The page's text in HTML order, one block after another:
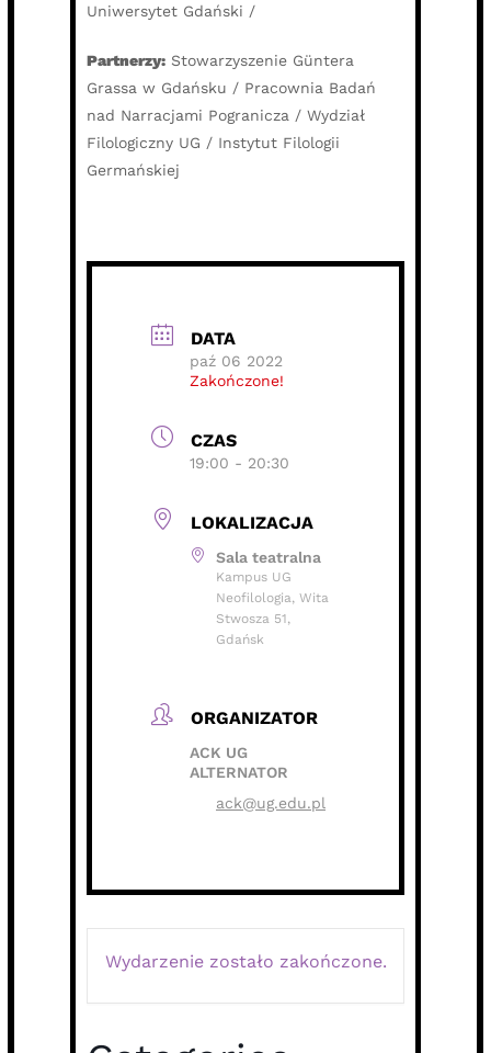
Uniwersytet Gdański /
Partnerzy: Stowarzyszenie Güntera
Grassa w Gdańsku / Pracownia Badań
nad Narracjami Pogranicza / Wydział
Filologiczny UG / Instytut Filologii
Germańskiej
DATA
paź 06 2022
Zakończone!
CZAS
19:00 - 20:30
LOKALIZACJA
Sala teatralna
Kampus UG
Neofilologia, Wita
Stwosza 51,
Gdańsk
ORGANIZATOR
ACK UG
ALTERNATOR
ack@ug.edu.pl
Wydarzenie zostało zakończone.